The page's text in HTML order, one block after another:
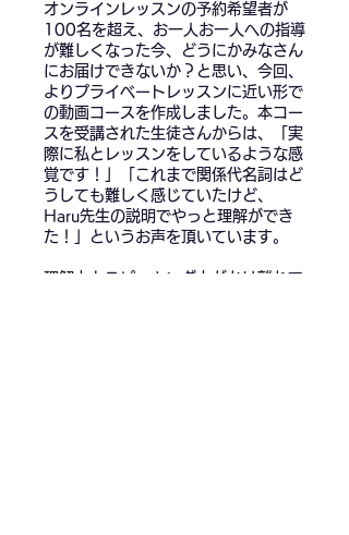
オンラインレッスンの予約希望者が
100名を超え、お一人お一人への指導
が難しくなった今、どうにかみなさん
にお届けできないか？と思い、今回、
よりプライベートレッスンに近い形で
の動画コースを作成しました。本コー
スを受講された生徒さんからは、「実
際に私とレッスンをしているような感
覚です！」「これまで関係代名詞はど
うしても難しく感じていたけど、
Haru先生の説明でやっと理解ができ
た！」というお声を頂いています。
理解力とスピーキング力がかけ離れて